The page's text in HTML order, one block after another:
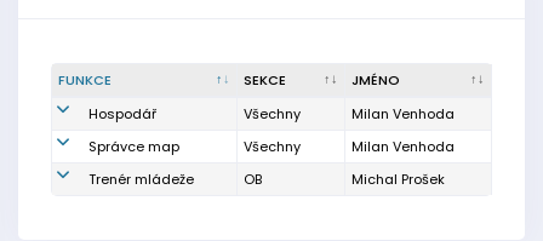
FUNKCE SEKCE
JMÉNO
Hospodář
Všechny
Milan Venhoda
Správce map
Všechny
Milan Venhoda
Trenér mládeže
OB Michal Prošek